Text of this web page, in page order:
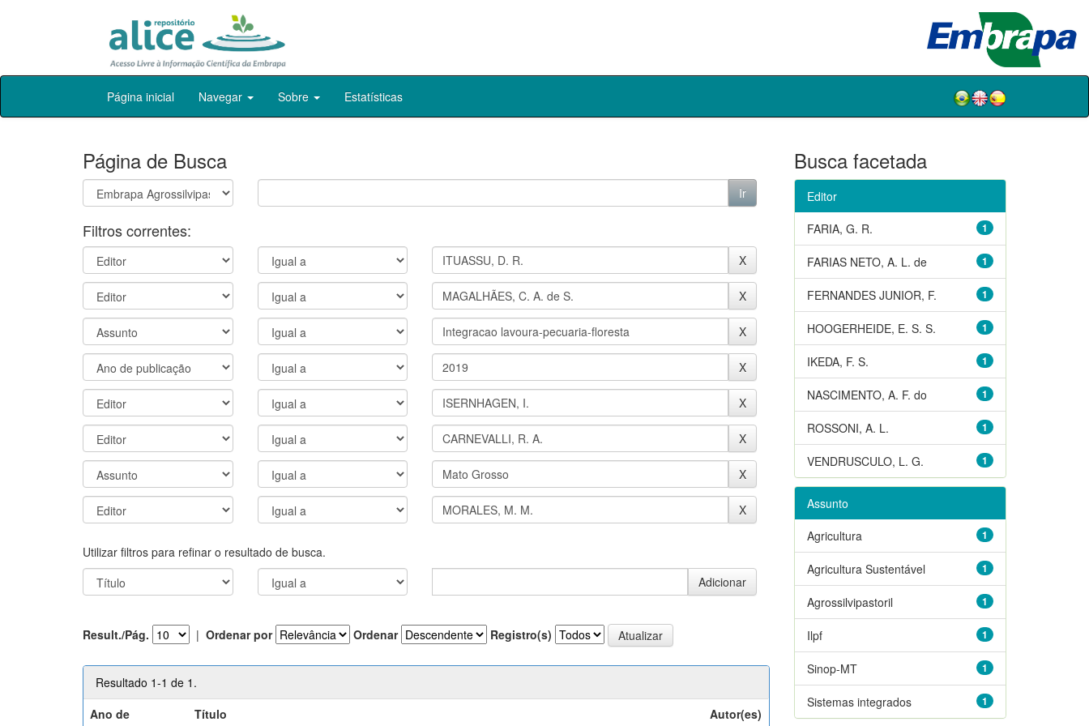
Skip
Página inicial Navegar Sobre Estatísticas
Página de Busca
Filtros correntes:
Utilizar filtros para refinar o resultado de busca.
Result./Pág. | Ordenar por Ordenar Registro(s)
Resultado 1-1 de 1.
Ano de
Título Autor(es)
Busca facetada
Editor
1
FARIA, G. R.
1
FARIAS NETO, A. L. de
1
FERNANDES JUNIOR, F.
1
HOOGERHEIDE, E. S. S.
1
IKEDA, F. S.
1
NASCIMENTO, A. F. do
1
ROSSONI, A. L.
1
VENDRUSCULO, L. G.
Assunto
1
Agricultura
1
Agricultura Sustentável
1
Agrossilvipastoril
1
Ilpf
1
Sinop-MT
1
Sistemas integrados